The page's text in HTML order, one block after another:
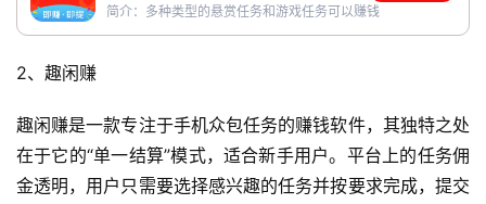
简介：多种类型的悬赏任务和游戏任务可以赚钱
2、趣闲赚
趣闲赚是一款专注于手机众包任务的赚钱软件，其独特之处
在于它的“单一结算”模式，适合新手用户。平台上的任务佣
金透明，用户只需要选择感兴趣的任务并按要求完成，提交